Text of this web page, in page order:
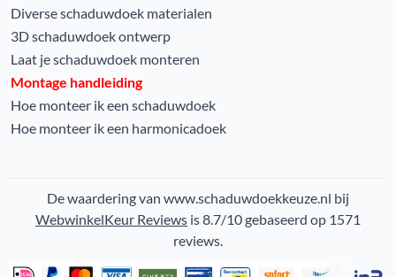
Diverse schaduwdoek materialen
3D schaduwdoek ontwerp
Laat je schaduwdoek monteren
Montage handleiding
Hoe monteer ik een schaduwdoek
Hoe monteer ik een harmonicadoek
De waardering van www.schaduwdoekkeuze.nl bij
WebwinkelKeur Reviews is 8.7/10 gebaseerd op 1571
reviews.